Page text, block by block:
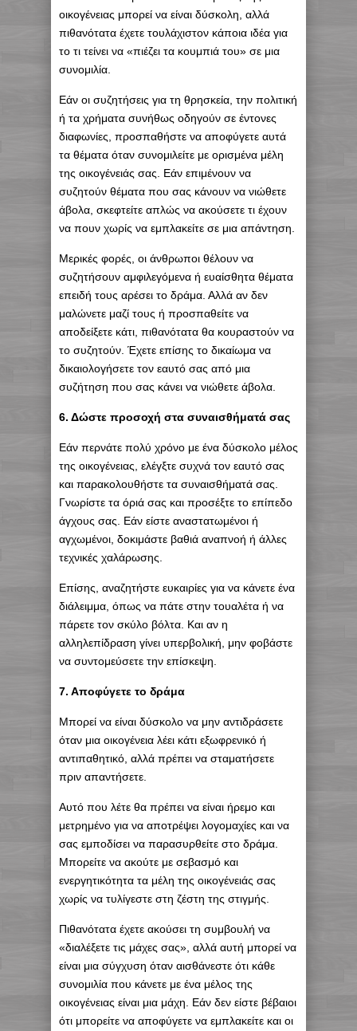
οικογένειας μπορεί να είναι δύσκολη, αλλά
πιθανότατα έχετε τουλάχιστον κάποια ιδέα για
το τι τείνει να «πιέζει τα κουμπιά του» σε μια
συνομιλία.
Εάν οι συζητήσεις για τη θρησκεία, την πολιτική
ή τα χρήματα συνήθως οδηγούν σε έντονες
διαφωνίες, προσπαθήστε να αποφύγετε αυτά
τα θέματα όταν συνομιλείτε με ορισμένα μέλη
της οικογένειάς σας. Εάν επιμένουν να
συζητούν θέματα που σας κάνουν να νιώθετε
άβολα, σκεφτείτε απλώς να ακούσετε τι έχουν
να πουν χωρίς να εμπλακείτε σε μια απάντηση.
Μερικές φορές, οι άνθρωποι θέλουν να
συζητήσουν αμφιλεγόμενα ή ευαίσθητα θέματα
επειδή τους αρέσει το δράμα. Αλλά αν δεν
μαλώνετε μαζί τους ή προσπαθείτε να
αποδείξετε κάτι, πιθανότατα θα κουραστούν να
το συζητούν. Έχετε επίσης το δικαίωμα να
δικαιολογήσετε τον εαυτό σας από μια
συζήτηση που σας κάνει να νιώθετε άβολα.
6. Δώστε προσοχή στα συναισθήματά σας
Εάν περνάτε πολύ χρόνο με ένα δύσκολο μέλος
της οικογένειας, ελέγξτε συχνά τον εαυτό σας
και παρακολουθήστε τα συναισθήματά σας.
Γνωρίστε τα όριά σας και προσέξτε το επίπεδο
άγχους σας. Εάν είστε αναστατωμένοι ή
αγχωμένοι, δοκιμάστε βαθιά αναπνοή ή άλλες
τεχνικές χαλάρωσης.
Επίσης, αναζητήστε ευκαιρίες για να κάνετε ένα
διάλειμμα, όπως να πάτε στην τουαλέτα ή να
πάρετε τον σκύλο βόλτα. Και αν η
αλληλεπίδραση γίνει υπερβολική, μην φοβάστε
να συντομεύσετε την επίσκεψη.
7. Αποφύγετε το δράμα
Μπορεί να είναι δύσκολο να μην αντιδράσετε
όταν μια οικογένεια λέει κάτι εξωφρενικό ή
αντιπαθητικό, αλλά πρέπει να σταματήσετε
πριν απαντήσετε.
Αυτό που λέτε θα πρέπει να είναι ήρεμο και
μετρημένο για να αποτρέψει λογομαχίες και να
σας εμποδίσει να παρασυρθείτε στο δράμα.
Μπορείτε να ακούτε με σεβασμό και
ενεργητικότητα τα μέλη της οικογένειάς σας
χωρίς να τυλίγεστε στη ζέστη της στιγμής.
Πιθανότατα έχετε ακούσει τη συμβουλή να
«διαλέξετε τις μάχες σας», αλλά αυτή μπορεί να
είναι μια σύγχυση όταν αισθάνεστε ότι κάθε
συνομιλία που κάνετε με ένα μέλος της
οικογένειας είναι μια μάχη. Εάν δεν είστε βέβαιοι
ότι μπορείτε να αποφύγετε να εμπλακείτε και οι